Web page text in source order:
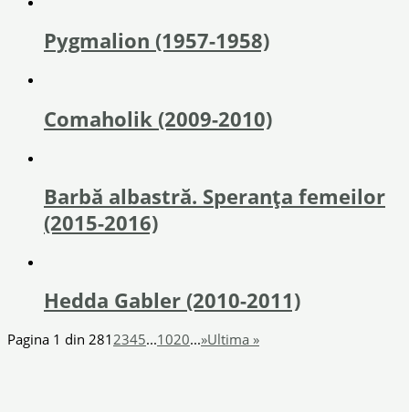
Pygmalion (1957-1958)
Comaholik (2009-2010)
Barbă albastră. Speranța femeilor
(2015-2016)
Hedda Gabler (2010-2011)
Pagina 1 din 2812345...1020...»Ultima »